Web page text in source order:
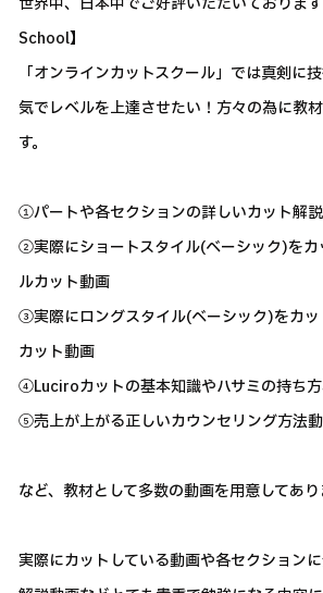
School】
「オンラインカットスクール」では真剣に
気でレベルを上達させたい！方々の為に教
す。
①パートや各セクションの詳しいカット解
②実際にショートスタイル(ベーシック)をカ
ルカット動画
③実際にロングスタイル(ベーシック)をカ
カット動画
④Luciroカットの基本知識やハサミの持ち
⑤売上が上がる正しいカウンセリング方法
など、教材として多数の動画を用意してあり
実際にカットしている動画や各セクション